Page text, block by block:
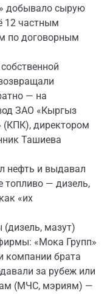
добывало сырую
12 частным
по договорным
— на
ЗАО «Кыргыз
(КПК), директором
Ташиева
нефть и выдавал
топливо — дизель,
«их
мазут)
«Мока Групп»
компании брата
за рубеж или
(МЧС, мэриям) —